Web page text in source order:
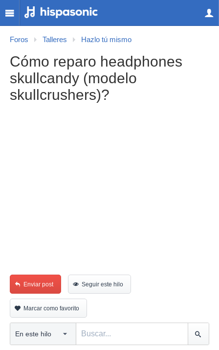
Foros Talleres Hazlo tú mismo
Cómo reparo headphones
skullcandy (modelo
skullcrushers)?
Enviar post Seguir este hilo
Marcar como favorito